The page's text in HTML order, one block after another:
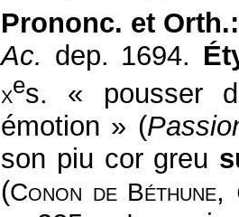
Prononc. et Orth.:
Ac. dep. 1694.
xes. « pousser
émotion » (
son piu cor greu
(Conon de Béthune,